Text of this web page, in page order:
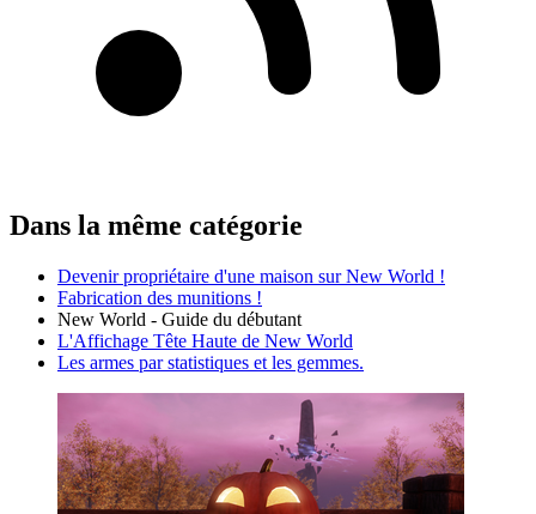
Dans la même catégorie
Devenir propriétaire d'une maison sur New World !
Fabrication des munitions !
New World - Guide du débutant
L'Affichage Tête Haute de New World
Les armes par statistiques et les gemmes.